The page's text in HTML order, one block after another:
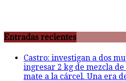
Entradas recientes
Castro: investigan a dos
ingresar 2 kg de mezcla
mate a la cárcel. Una era